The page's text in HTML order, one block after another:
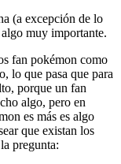
(a excepción de lo
muy importante.
fan pokémon como
lo que pasa que para
porque un fan
algo, pero en
es más es algo
que existan los
pregunta: